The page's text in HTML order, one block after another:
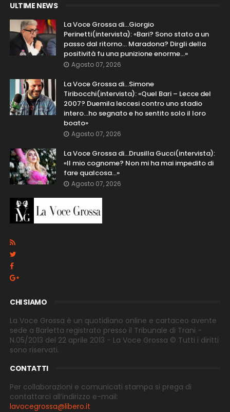
ULTIME NEWS
La Voce Grossa di…Giorgio
Perinetti(intervista): «Bari? Sono stato a un
passo dal ritorno... Maradona? Dirgli della
positività fu una punizione enorme…»
Agosto 07, 2026
La Voce Grossa di…Simone
Tiribocchi(intervista): «Quel Bari – Lecce del
2007? Duemila leccesi contro uno stadio
intero...ho segnato e ho sentito solo il loro
boato»
Agosto 07, 2026
La Voce Grossa di…Drusilla Gucci(intervista):
«Il mio cognome? Non mi ha mai impedito di
fare qualcosa…»
Agosto 07, 2026
CHI SIAMO
La Voce Grossa è un quotidiano online e cartaceo avente
sede a Barletta registrato presso il Tribunale di Trani -
N.05/2013 del 22 aprile 2013 - La Voce Grossa © Tutti i diritti
sono riservati.
CONTATTI
Per collaborazioni e comunicati stampa si prega di
contattarci all’indirizzo e-mail:
lavocegrossa@libero.it